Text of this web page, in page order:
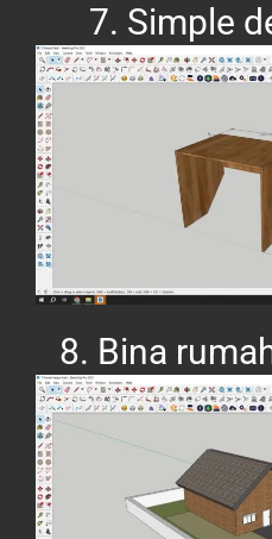
7. Simple
8. Bina